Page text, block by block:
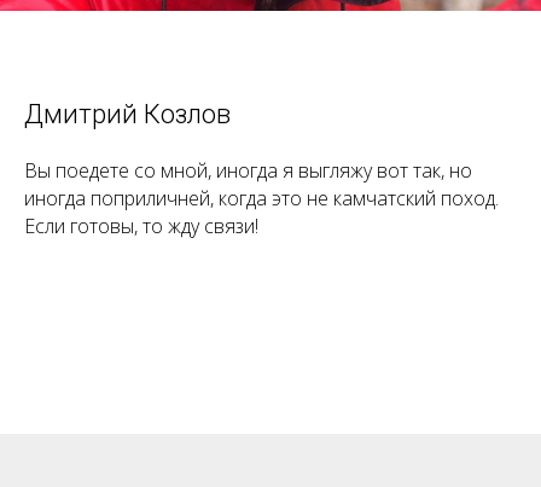
Дмитрий Козлов
Вы поедете со мной, иногда я выгляжу вот так, но
иногда поприличней, когда это не камчатский поход.
Если готовы, то жду связи!